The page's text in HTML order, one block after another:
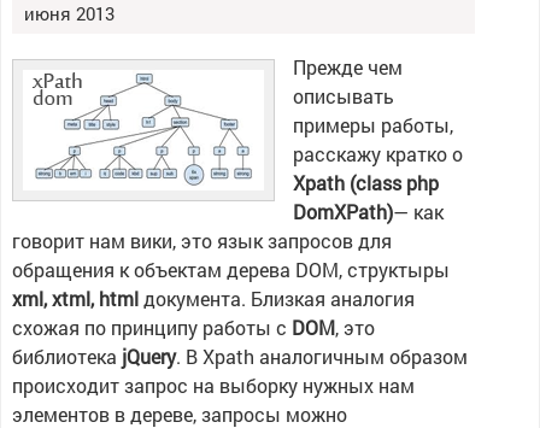
июня 2013
Прежде чем
описывать
примеры работы,
расскажу кратко о
Xpath (class php
DomXPath)— как
говорит нам вики, это язык запросов для
обращения к объектам дерева DOM, структыры
xml, xtml, htmlдокумента. Близкая аналогия
схожая по принципу работы с DOM, это
библиотека jQuery. В Xpath аналогичным образом
происходит запрос на выборку нужных нам
элементов в дереве, запросы можно